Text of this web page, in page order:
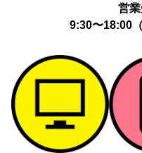
よる安全な電送、又は管理コ
提供先：広告配信事業者（
個人情報の取り扱いに関す
す。
お客様の個人情報は、以下
無く第三者に提供することは
法令に基づく場合
営
9:30〜18:00